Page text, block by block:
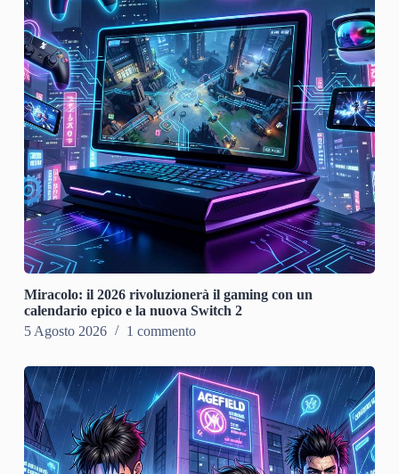
Miracolo: il 2026 rivoluzionerà il gaming con un
calendario epico e la nuova Switch 2
5 Agosto 2026
1 commento